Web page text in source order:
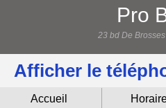
Pro
23 bd De
Afficher le
Accueil